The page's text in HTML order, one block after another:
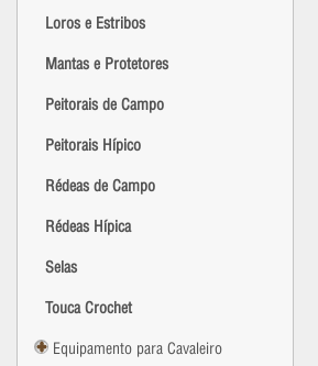
Loros e Estribos
Mantas e Protetores
Peitorais de Campo
Peitorais Hípico
Rédeas de Campo
Rédeas Hípica
Selas
Touca Crochet
Equipamento para Cavaleiro